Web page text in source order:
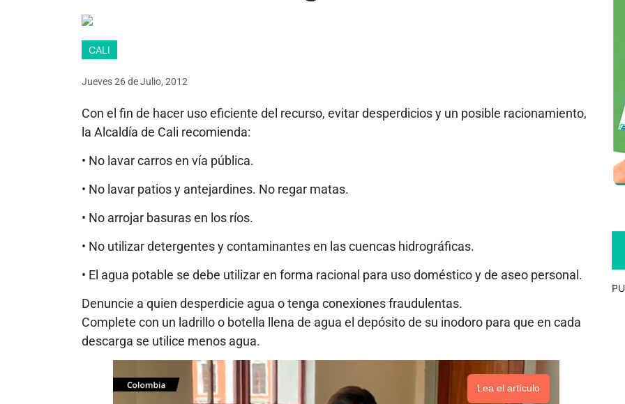
CALI
Jueves 26deJulio, 2012
Con el fin de hacer uso eficiente del recurso, evitar desperdicios y un posible racionamiento,
la Alcaldía de Cali recomienda:
• No lavar carros en vía pública.
• No lavar patios y antejardines. No regar matas.
• No arrojar basuras en los ríos.
• No utilizar detergentes y contaminantes en las cuencas hidrográficas.
• El agua potable se debe utilizar en forma racional para uso doméstico y de aseo personal.
Denuncie a quien desperdicie agua o tenga conexiones fraudulentas.
Complete con un ladrillo o botella llena de agua el depósito de su inodoro para que en cada
descarga se utilice menos agua.
Lea el artículo